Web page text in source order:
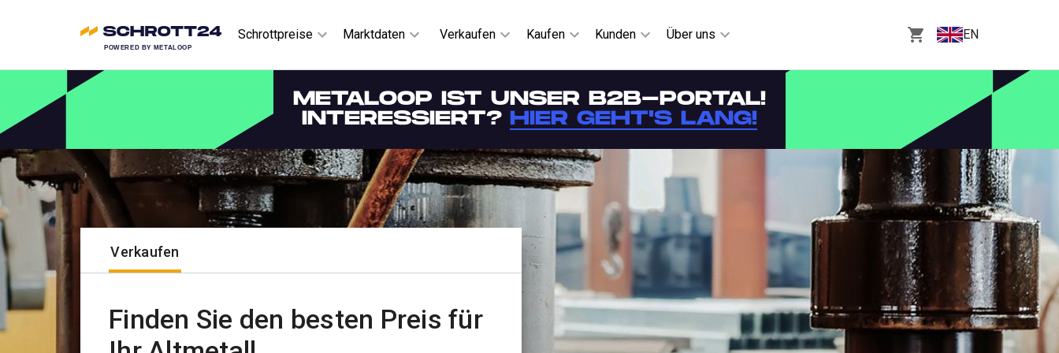
POWERED BY METALOOP
Schrottpreise Marktdaten Verkaufen Kaufen Kunden Über uns EN
METALOOP IST UNSER B2B-PORTAL!
INTERESSIERT? HIER GEHT'S LANG!
Verkaufen
Finden Sie den besten Preis für